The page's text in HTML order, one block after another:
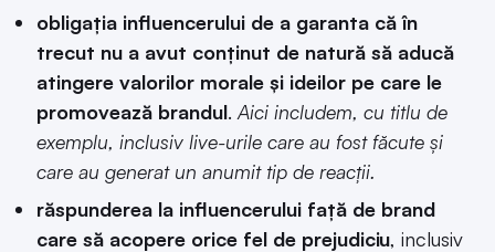
obligația influencerului de a garanta că în
trecut nu a avut conținut de natură să aducă
atingere valorilor morale și ideilor pe care le
promovează brandul. Aici includem, cu titlu de
exemplu, inclusiv live-urile care au fost făcute și
care au generat un anumit tip de reacții.
răspunderea la influencerului față de brand
care să acopere orice fel de prejudiciu, inclusiv